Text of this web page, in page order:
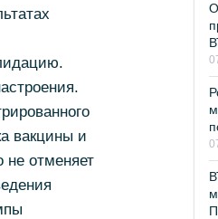
вакцины и
не отменяет